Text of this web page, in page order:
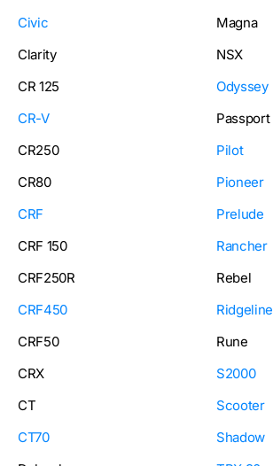
Civic
Clarity
CR 125
CR-V
CR250
CR80
CRF
CRF 150
CRF250R
CRF450
CRF50
CRX
CT
CT70
Magna
NSX
Odyssey
Passport
Pilot
Pioneer
Prelude
Rancher
Rebel
Ridgeline
Rune
S2000
Scooter
Shadow